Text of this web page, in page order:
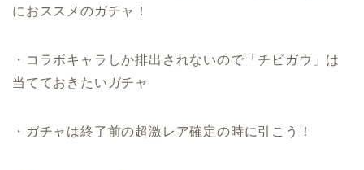
におススメのガチャ！
・コラボキャラしか排出されないので「チビガウ」は
当てておきたいガチャ
・ガチャは終了前の超激レア確定の時に引こう！